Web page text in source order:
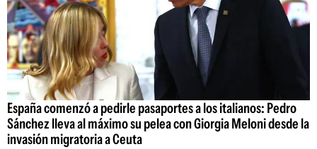
España comenzó a pedirle pasaportes a los italianos: Pedro
Sánchez lleva al máximo su pelea con Giorgia Meloni desde la
invasión migratoria a Ceuta